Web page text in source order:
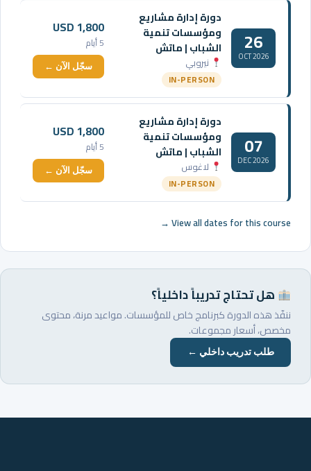
26
OCT 2026
دورة إدارة مشاريع
ومؤسسات تنمية
الشباب | ماتش
نيروبي
IN-PERSON
USD 1,800
5 أيام
سجّل الآن ←
07
DEC 2026
دورة إدارة مشاريع
ومؤسسات تنمية
الشباب | ماتش
لاغوس
IN-PERSON
USD 1,800
5 أيام
سجّل الآن ←
View all dates for this course →
هل تحتاج تدريباً داخلياً؟
ننفّذ هذه الدورة كبرنامج خاص للمؤسسات. مواعيد مرنة، محتوى
مخصص، أسعار مجموعات.
طلب تدريب داخلي ←